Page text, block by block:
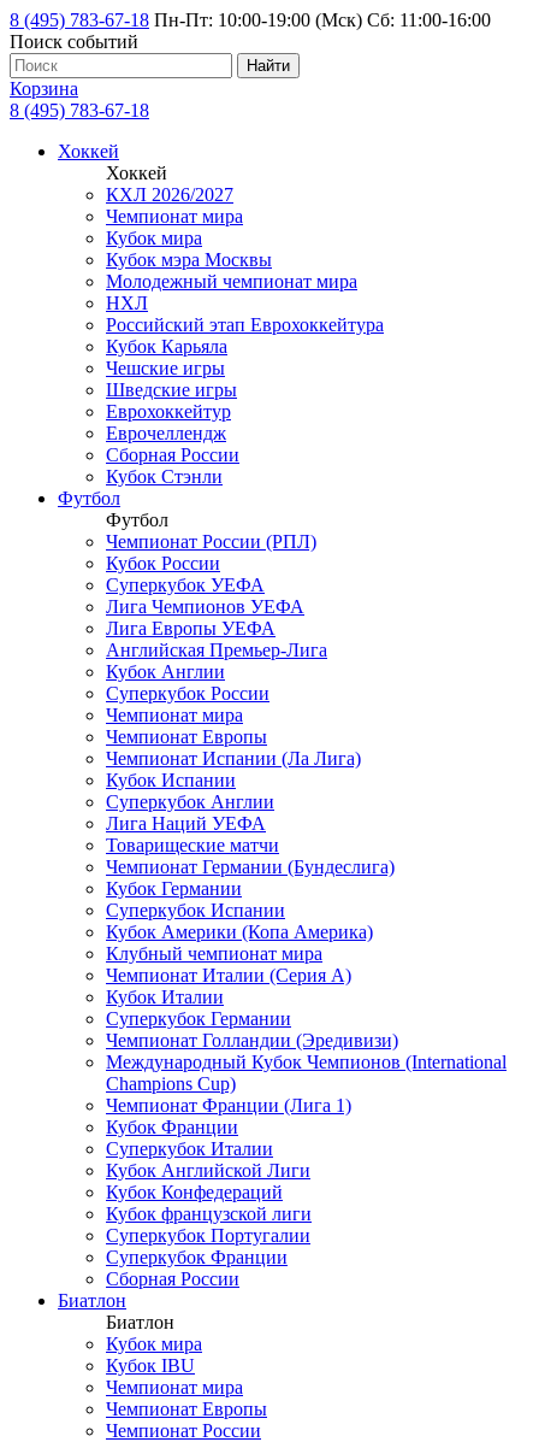
8 (495) 783-67-18 Пн-Пт: 10:00-19:00 (Мск) Сб: 11:00-16:00
Поиск событий
Найти
Корзина
8 (495) 783-67-18
Хоккей
Хоккей
КХЛ 2026/2027
Чемпионат мира
Кубок мира
Кубок мэра Москвы
Молодежный чемпионат мира
НХЛ
Российский этап Еврохоккейтура
Кубок Карьяла
Чешские игры
Шведские игры
Еврохоккейтур
Еврочеллендж
Сборная России
Кубок Стэнли
Футбол
Футбол
Чемпионат России (РПЛ)
Кубок России
Суперкубок УЕФА
Лига Чемпионов УЕФА
Лига Европы УЕФА
Английская Премьер-Лига
Кубок Англии
Суперкубок России
Чемпионат мира
Чемпионат Европы
Чемпионат Испании (Ла Лига)
Кубок Испании
Суперкубок Англии
Лига Наций УЕФА
Товарищеские матчи
Чемпионат Германии (Бундеслига)
Кубок Германии
Суперкубок Испании
Кубок Америки (Копа Америка)
Клубный чемпионат мира
Чемпионат Италии (Серия А)
Кубок Италии
Суперкубок Германии
Чемпионат Голландии (Эредивизи)
Международный Кубок Чемпионов (International
Champions Cup)
Чемпионат Франции (Лига 1)
Кубок Франции
Суперкубок Италии
Кубок Английской Лиги
Кубок Конфедераций
Кубок французской лиги
Суперкубок Португалии
Суперкубок Франции
Сборная России
Биатлон
Биатлон
Кубок мира
Кубок IBU
Чемпионат мира
Чемпионат Европы
Чемпионат России